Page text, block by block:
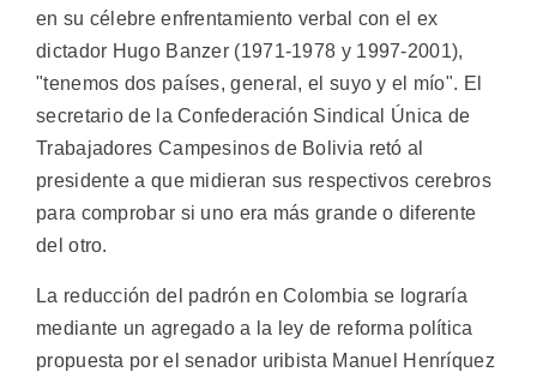
en su célebre enfrentamiento verbal con el ex
dictador Hugo Banzer (1971-1978 y 1997-2001),
"tenemos dos países, general, el suyo y el mío". El
secretario de la Confederación Sindical Única de
Trabajadores Campesinos de Bolivia retó al
presidente a que midieran sus respectivos cerebros
para comprobar si uno era más grande o diferente
del otro.
La reducción del padrón en Colombia se lograría
mediante un agregado a la ley de reforma política
propuesta por el senador uribista Manuel Henríquez